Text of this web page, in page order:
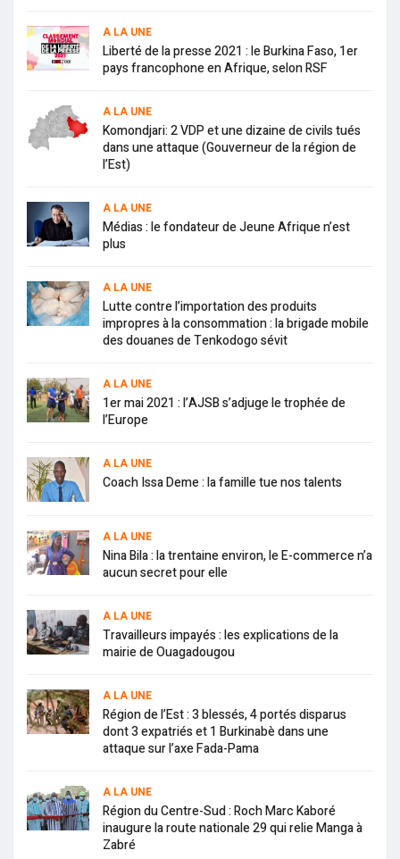
A LA UNE
Liberté de la presse 2021 : le Burkina Faso, 1er
pays francophone en Afrique, selon RSF
A LA UNE
Komondjari: 2 VDP et une dizaine de civils tués
dans une attaque (Gouverneur de la région de
l’Est)
A LA UNE
Médias : le fondateur de Jeune Afrique n’est
plus
A LA UNE
Lutte contre l’importation des produits
impropres à la consommation : la brigade mobile
des douanes de Tenkodogo sévit
A LA UNE
1er mai 2021 : l’AJSB s’adjuge le trophée de
l’Europe
A LA UNE
Coach Issa Deme : la famille tue nos talents
A LA UNE
Nina Bila : la trentaine environ, le E-commerce n’a
aucun secret pour elle
A LA UNE
Travailleurs impayés : les explications de la
mairie de Ouagadougou
A LA UNE
Région de l’Est : 3 blessés, 4 portés disparus
dont 3 expatriés et 1 Burkinabè dans une
attaque sur l’axe Fada-Pama
A LA UNE
Région du Centre-Sud : Roch Marc Kaboré
inaugure la route nationale 29 qui relie Manga à
Zabré